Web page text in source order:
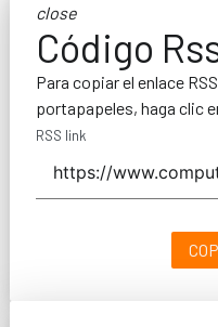
close
Código
Para copiar el enlace
portapapeles, haga clic
RSS link